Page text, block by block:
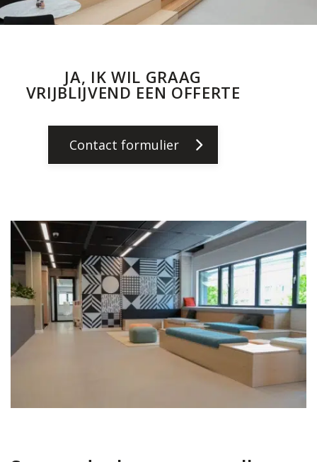
JA, IK WIL GRAAG
VRIJBLIJVEND EEN OFFERTE
Contact formulier